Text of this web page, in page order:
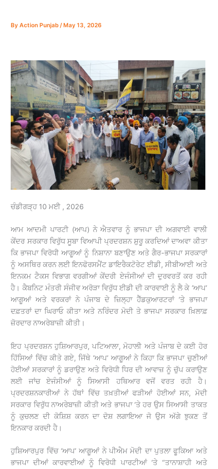
ByAction Punjab/ May 13, 2026
ਚੰਡੀਗੜ੍ਹ 10 ਮਈ , 2026
ਆਮ ਆਦਮੀ ਪਾਰਟੀ (ਆਪ) ਨੇ ਐਤਵਾਰ ਨੂੰ ਭਾਜਪਾ ਦੀ ਅਗਵਾਈ ਵਾਲੀ
ਕੇਂਦਰ ਸਰਕਾਰ ਵਿਰੁੱਧ ਸੂਬਾ ਵਿਆਪੀ ਪ੍ਰਦਰਸ਼ਨ ਸ਼ੁਰੂ ਕਰਦਿਆਂ ਦਾਅਵਾ ਕੀਤਾ
ਕਿ ਭਾਜਪਾ ਵਿਰੋਧੀ ਆਗੂਆਂ ਨੂੰ ਨਿਸ਼ਾਨਾ ਬਣਾਉਣ ਅਤੇ ਗੈਰ-ਭਾਜਪਾ ਸਰਕਾਰਾਂ
ਨੂੰ ਅਸਥਿਰ ਕਰਨ ਲਈ ਇਨਫੋਰਸਮੈਂਟ ਡਾਇਰੈਕਟੋਰੇਟ ਈਡੀ, ਸੀਬੀਆਈ ਅਤੇ
ਇਨਕਮ ਟੈਕਸ ਵਿਭਾਗ ਵਰਗੀਆਂ ਕੇਂਦਰੀ ਏਜੰਸੀਆਂ ਦੀ ਦੁਰਵਰਤੋਂ ਕਰ ਰਹੀ
ਹੈ। ਕੈਬਨਿਟ ਮੰਤਰੀ ਸੰਜੀਵ ਅਰੋੜਾ ਵਿਰੁੱਧ ਈਡੀ ਦੀ ਕਾਰਵਾਈ ਨੂੰ ਲੈ ਕੇ ‘ਆਪ’
ਆਗੂਆਂ ਅਤੇ ਵਰਕਰਾਂ ਨੇ ਪੰਜਾਬ ਦੇ ਜ਼ਿਲ੍ਹਾ ਹੈੱਡਕੁਆਰਟਰਾਂ ‘ਤੇ ਭਾਜਪਾ
ਦਫ਼ਤਰਾਂ ਦਾ ਘਿਰਾਓ ਕੀਤਾ ਅਤੇ ਨਰਿੰਦਰ ਮੋਦੀ ਤੇ ਭਾਜਪਾ ਸਰਕਾਰ ਖ਼ਿਲਾਫ਼
ਜ਼ੋਰਦਾਰ ਨਾਅਰੇਬਾਜ਼ੀ ਕੀਤੀ।
ਇਹ ਪ੍ਰਦਰਸ਼ਨ ਹੁਸ਼ਿਆਰਪੁਰ, ਪਟਿਆਲਾ, ਮੋਹਾਲੀ ਅਤੇ ਪੰਜਾਬ ਦੇ ਕਈ ਹੋਰ
ਹਿੱਸਿਆਂ ਵਿੱਚ ਕੀਤੇ ਗਏ, ਜਿੱਥੇ ‘ਆਪ’ ਆਗੂਆਂ ਨੇ ਕਿਹਾ ਕਿ ਭਾਜਪਾ ਚੁਣੀਆਂ
ਹੋਈਆਂ ਸਰਕਾਰਾਂ ਨੂੰ ਡਰਾਉਣ ਅਤੇ ਵਿਰੋਧੀ ਧਿਰ ਦੀ ਆਵਾਜ਼ ਨੂੰ ਚੁੱਪ ਕਰਾਉਣ
ਲਈ ਜਾਂਚ ਏਜੰਸੀਆਂ ਨੂੰ ਸਿਆਸੀ ਹਥਿਆਰ ਵਜੋਂ ਵਰਤ ਰਹੀ ਹੈ।
ਪ੍ਰਦਰਸ਼ਨਕਾਰੀਆਂ ਨੇ ਹੱਥਾਂ ਵਿੱਚ ਤਖ਼ਤੀਆਂ ਫੜੀਆਂ ਹੋਈਆਂ ਸਨ, ਮੋਦੀ
ਸਰਕਾਰ ਵਿਰੁੱਧ ਨਾਅਰੇਬਾਜ਼ੀ ਕੀਤੀ ਅਤੇ ਭਾਜਪਾ ‘ਤੇ ਹਰ ਉਸ ਸਿਆਸੀ ਤਾਕਤ
ਨੂੰ ਕੁਚਲਣ ਦੀ ਕੋਸ਼ਿਸ਼ ਕਰਨ ਦਾ ਦੋਸ਼ ਲਗਾਇਆ ਜੋ ਉਸ ਅੱਗੇ ਝੁਕਣ ਤੋਂ
ਇਨਕਾਰ ਕਰਦੀ ਹੈ।
ਹੁਸ਼ਿਆਰਪੁਰ ਵਿੱਚ ‘ਆਪ’ ਆਗੂਆਂ ਨੇ ਪੀਐਮ ਮੋਦੀ ਦਾ ਪੁਤਲਾ ਫੂਕਿਆ ਅਤੇ
ਭਾਜਪਾ ਦੀਆਂ ਕਾਰਵਾਈਆਂ ਨੂੰ ਵਿਰੋਧੀ ਪਾਰਟੀਆਂ ‘ਤੇ “ਤਾਨਾਸ਼ਾਹੀ ਅਤੇ